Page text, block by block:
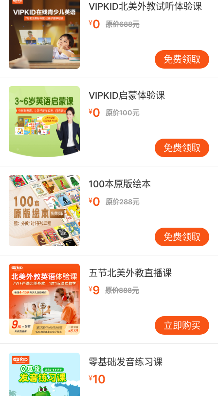
VIPKID北美外教试听体验课
¥0 原价688元
免费领取
VIPKID启蒙体验课
¥0 原价100元
免费领取
100本原版绘本
¥0 原价288元
免费领取
五节北美外教直播课
¥9 原价888元
立即购买
零基础发音练习课
¥10